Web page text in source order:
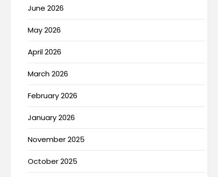
June 2026
May 2026
April 2026
March 2026
February 2026
January 2026
November 2025
October 2025